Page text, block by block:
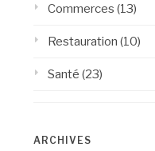
Commerces (13)
Restauration (10)
Santé (23)
ARCHIVES